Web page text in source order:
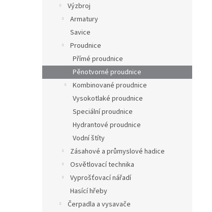
Výzbroj
Armatury
Savice
Proudnice
Přímé proudnice
Pěnotvorné proudnice
Kombinované proudnice
Vysokotlaké proudnice
Speciální proudnice
Hydrantové proudnice
Vodní štíty
Zásahové a průmyslové hadice
Osvětlovací technika
Vyprošťovací nářadí
Hasící hřeby
Čerpadla a vysavače